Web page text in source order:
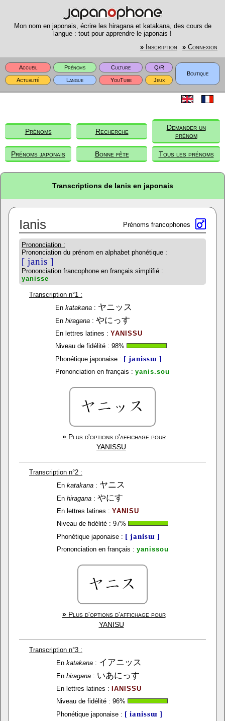
Mon nom en japonais, écrire les hiragana et katakana, des cours de
langue : tout pour apprendre le japonais !
» Inscription » Connexion
Accueil Prénoms Culture
Q/R
Boutique
Actualité
Langue YouTube Jeux
Prénoms Recherche
Demander un
prénom
Prénoms japonais Bonne fête Tous les prénoms
Transcriptions de Ianis en japonais
Ianis Prénoms francophones
Prononciation :
Prononciation du prénom en alphabet phonétique :
[ janis ]
Prononciation francophone en français simplifié :
yanisse
Transcription n°1 :
En katakana : ヤニッス
En hiragana : やにっす
En lettres latines : YANISSU
Niveau de fidélité : 98%
Phonétique japonaise : [ janissɯ ]
Prononciation en français : yanis.sou
»Plus d'options d'affichage pour
YANISSU
Transcription n°2 :
En katakana: ヤニス
En hiragana: やにす
En lettres latines : YANISU
Niveau de fidélité : 97%
Phonétique japonaise : [ janisɯ ]
Prononciation en français : yanissou
»Plus d'options d'affichage pour
YANISU
Transcription n°3 :
En katakana: イアニッス
En hiragana: いあにっす
En lettres latines :
IANISSU
Niveau de fidélité : 96%
Phonétique japonaise : [ ianissɯ ]